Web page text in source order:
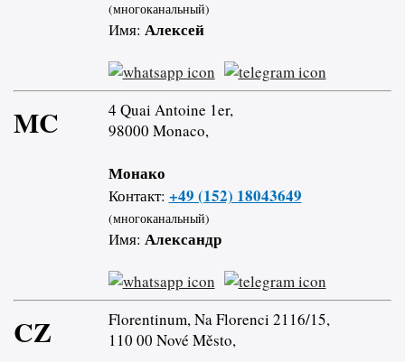
(многоканальный)
Имя: Алексей
MC
4 Quai Antoine 1er,
98000 Monaco,
Монако
Контакт: +49 (152) 18043649
(многоканальный)
Имя: Александр
CZ
Florentinum, Na Florenci 2116/15,
110 00 Nové Město,